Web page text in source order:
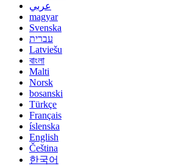
عربي
magyar
Svenska
עברית
Latviešu
বাংলা
Malti
Norsk
bosanski
Türkçe
Français
íslenska
English
Čeština
한국어